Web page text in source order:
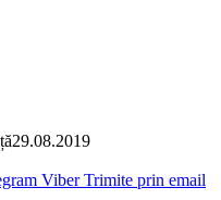
29.08.2019
Viber Trimite prin email